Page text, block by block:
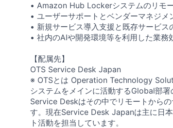
• Amazon Hub Lockerシステムのリモ
• ユーザーサポートとベンダーマネジメ
• 新規サービス導入支援と既存サービス
• 社内のAIや開発環境等を利用した業務
【配属先】
OTS Service Desk Japan
※ OTSとは Operation Technology
システムをメインに活動するGlobal部署
Service Deskはその中でリモートから
す。現在Service Desk Japanは主に日
ト活動を担当しています。